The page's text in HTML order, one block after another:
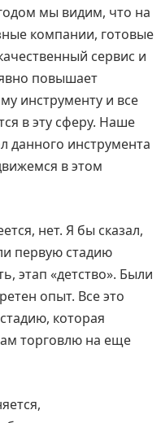
мы видим, что на
компании, готовые
сервис и
повышает
инструменту и все
в эту сферу. Наше
инструмента
в этом
нет. Я бы сказал,
первую стадию
этап «детство». Были
опыт. Все это
которая
торговлю на еще